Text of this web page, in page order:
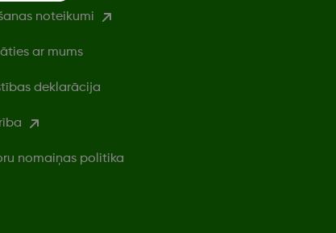
noteikumi
ar mums
deklarācija
nomaiņas politika